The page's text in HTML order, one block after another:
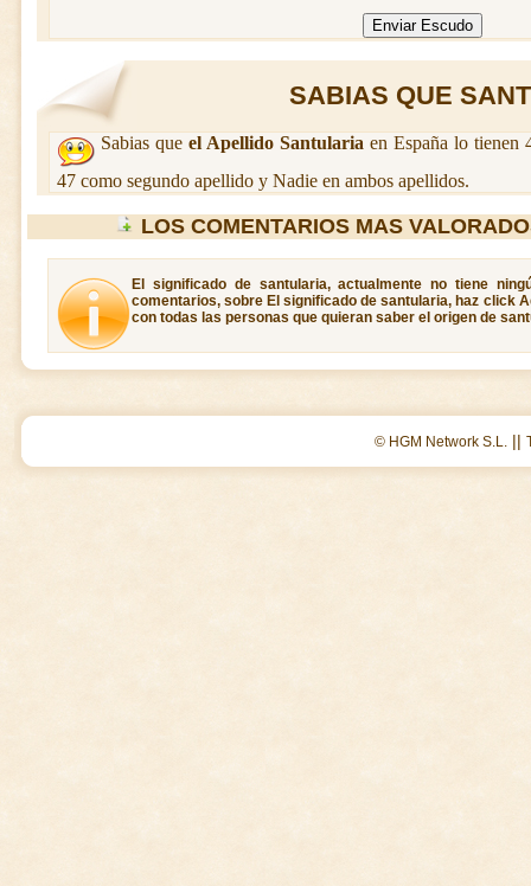
SABIAS QUE
Sabias que el Apellido Santularia en España lo tienen
47 como segundo apellido y Nadie en ambos apellidos.
LOS COMENTARIOS MAS
El significado de santularia, actualmente no tiene
comentarios, sobre El significado de santularia, haz click
con todas las personas que quieran saber el origen de
© HGM Network S.L. ||